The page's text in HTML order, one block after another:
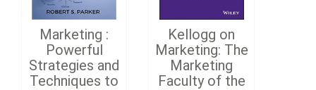
Marketing :
Powerful
Strategies and
Techniques to
Kellogg on
Marketing: The
Marketing
Faculty of the